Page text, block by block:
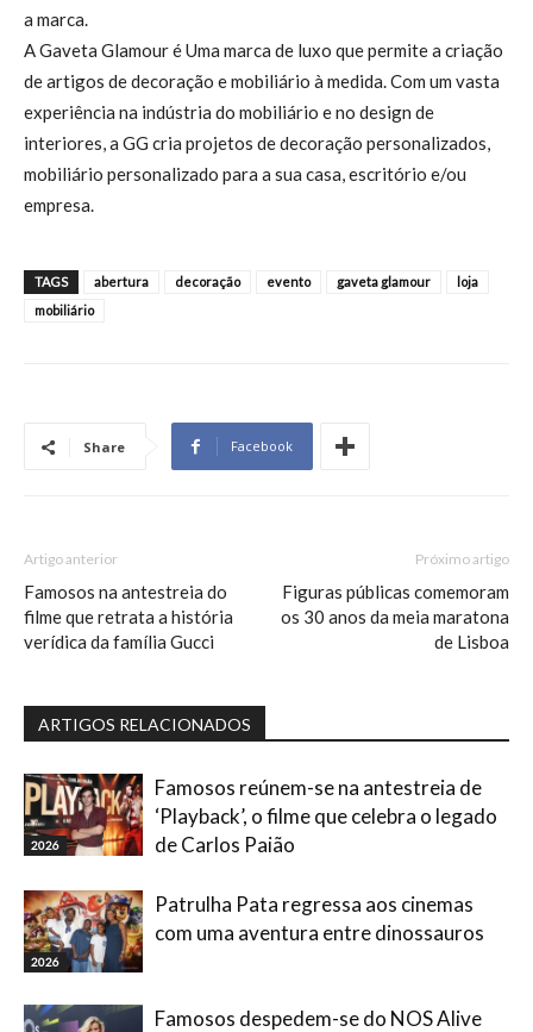
a marca.
A Gaveta Glamour é Uma marca de luxo que permite a criação
de artigos de decoração e mobiliário à medida. Com um vasta
experiência na indústria do mobiliário e no design de
interiores, a GG cria projetos de decoração personalizados,
mobiliário personalizado para a sua casa, escritório e/ou
empresa.
TAGS abertura decoração evento gaveta glamour
loja
mobiliário
Share Facebook
Artigo anterior
Famosos na antestreia do
filme que retrata a história
verídica da família Gucci
Próximo artigo
Figuras públicas comemoram
os 30 anos da meia maratona
de Lisboa
ARTIGOS RELACIONADOS
2026
Famosos reúnem-se na antestreia de
‘Playback’, o filme que celebra o legado
de Carlos Paião
2026
Patrulha Pata regressa aos cinemas
com uma aventura entre dinossauros
Famosos despedem-se do NOS Alive